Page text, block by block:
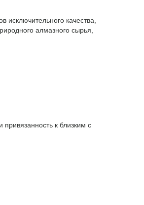
качества,
алмазного сырья,
к близким с